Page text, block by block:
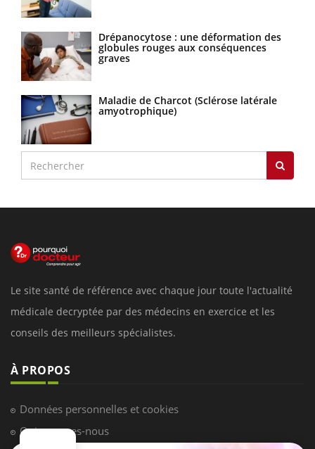
Drépanocytose : une déformation des
globules rouges aux conséquences
graves
Maladie de Charcot (Sclérose latérale
amyotrophique)
Le site santé de référence avec chaque jour toute l'actualité
médicale decryptée par des médecins en exercice et les
conseils des meilleurs spécialistes.
À PROPOS
Données personnelles et cookies
Qui sommes-nous